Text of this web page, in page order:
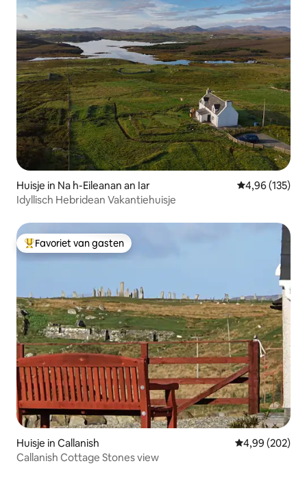
Huisje in Na h-Eileanan an Iar Gemiddelde
4,96 (135)
Idyllisch Hebridean Vakantiehuisje
Topfavoriet van gasten
Favoriet van gasten
Huisje in Callanish Gemiddelde
4,99 (202)
Callanish Cottage Stones view